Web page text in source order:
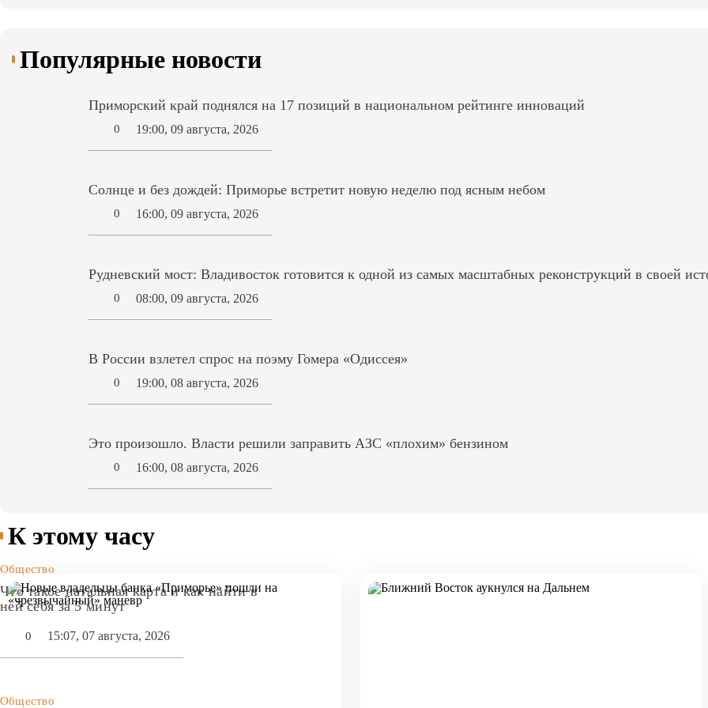
Популярные новости
Приморский край поднялся на 17 позиций в национальном рейтинге инноваций
0 19:00, 09 августа, 2026
Солнце и без дождей: Приморье встретит новую неделю под ясным небом
0 16:00, 09 августа, 2026
Рудневский мост: Владивосток готовится к одной из самых масштабных реконструкций в своей
0 08:00, 09 августа, 2026
В России взлетел спрос на поэму Гомера «Одиссея»
0 19:00, 08 августа, 2026
Это произошло. Власти решили заправить АЗС «плохим» бензином
0 16:00, 08 августа, 2026
К этому часу
Общество
Что такое натальная карта и как найти в
ней себя за 5 минут
0 15:07, 07 августа, 2026
Общество